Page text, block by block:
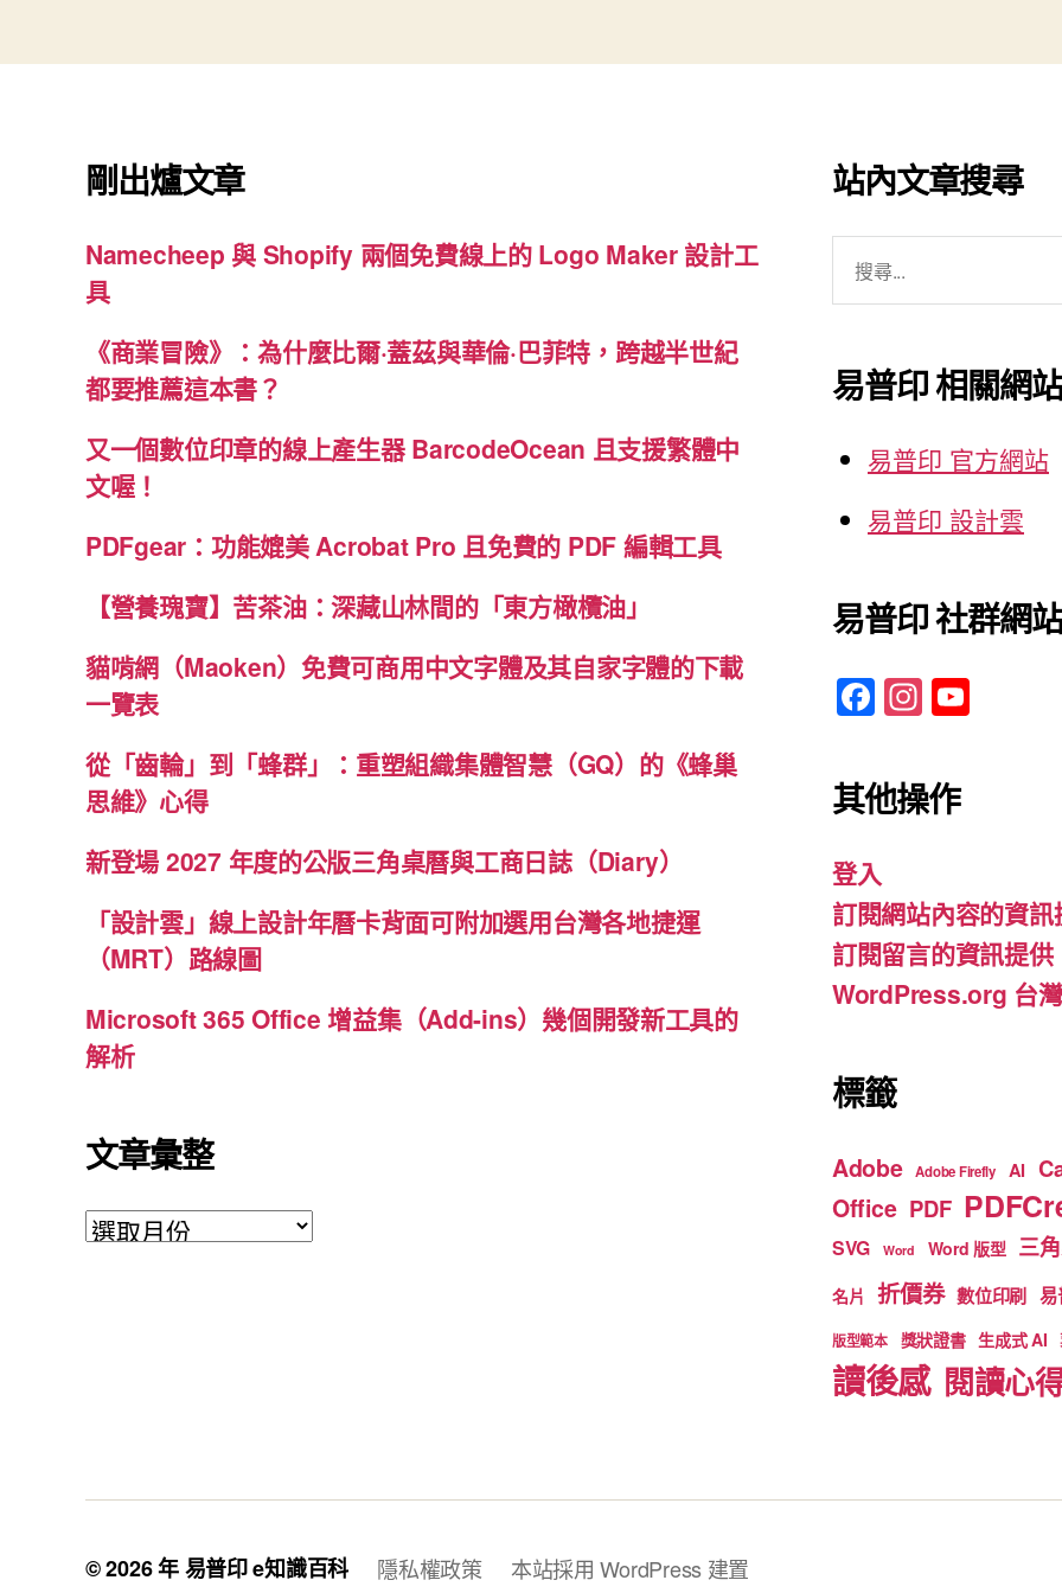
剛出爐文章
Namecheep 與 Shopify 兩個免費線上的 Logo Maker 設計工
具
《商業冒險》：為什麼比爾·蓋茲與華倫·巴菲特，跨越半世紀
都要推薦這本書？
又一個數位印章的線上產生器 BarcodeOcean 且支援繁體中
文喔！
PDFgear：功能媲美 Acrobat Pro 且免費的 PDF 編輯工具
【營養瑰寶】苦茶油：深藏山林間的「東方橄欖油」
貓啃網（Maoken）免費可商用中文字體及其自家字體的下載
一覽表
從「齒輪」到「蜂群」：重塑組織集體智慧（GQ）的《蜂巢
思維》心得
新登場 2027 年度的公版三角桌曆與工商日誌（Diary）
「設計雲」線上設計年曆卡背面可附加選用台灣各地捷運
（MRT）路線圖
Microsoft 365 Office 增益集（Add-ins）幾個開發新工具的
解析
文章彙整
文
站內文章搜尋
鍵
字:
易普印 相關網站
易普印 官方網站
易普印 設計雲
易普印 社群網站
F
a
c
e
o
o
k
In
st
a
gr
m b
e
其他操作
登入
訂閱網站內容的資訊
訂閱留言的資訊提供
WordPress.org 台
標籤
Adobe Adobe Firefly AI
Office PDF
SVG Word Word 版型 三
名片 折價券 數位印刷 易
版型範本 獎狀證書 生成式 AI
讀後感 閱讀心
© 2026 年易普印 e知識百科 隱私權政策 本站採用 WordPress 建置